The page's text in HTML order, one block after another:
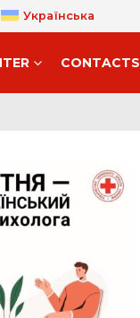
Українська
CONTACTS